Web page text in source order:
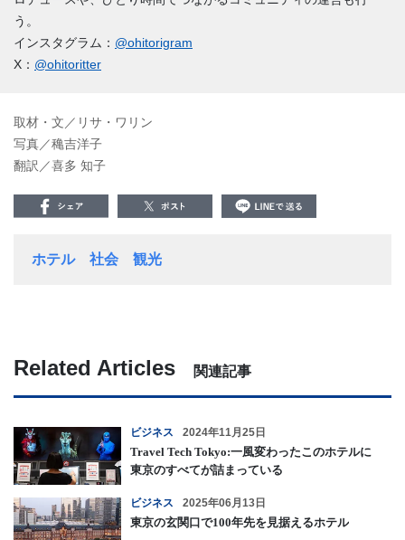
う。
インスタグラム： @ohitorigram
X： @ohitoritter
取材・文／リサ・ワリン
写真／穐吉洋子
翻訳／喜多 知子
ホテル 社会 観光
Related Articles 関連記事
ビジネス 2024年11月25日
Travel Tech Tokyo:一風変わったこのホテルに
東京のすべてが詰まっている
ビジネス 2025年06月13日
東京の玄関口で100年先を見据えるホテル